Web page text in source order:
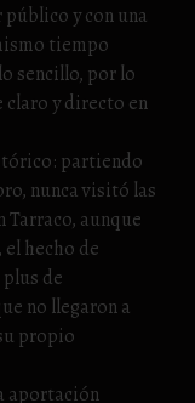
y con una
tiempo
sencillo, por lo
claro y directo en
partiendo
nunca visitó las
Tarraco, aunque
hecho de
de
no llegaron a
propio
aportación